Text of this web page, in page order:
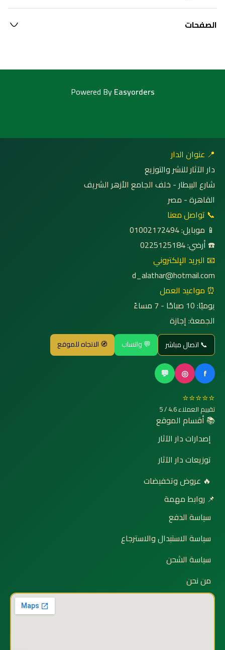
الصفحات
Powered ByEasyorders
📍 عنوان الدار
دار الآثار للنشر والتوزيع
شارع البيطار - خلف الجامع الأزهر الشريف
القاهرة - مصر
📞 تواصل معنا
📱 موبايل: 01002172494
☎️ أرضي: 0225125184
📧 البريد الإلكتروني
d_alathar@hotmail.com
⏰ مواعيد العمل
يوميًا: 10 صباحًا - 7 مساءً
الجمعة: إجازة
📞 اتصال مباشر 💬 واتساب 🧭 الاتجاه للموقع
f
◎
💬
⭐⭐⭐⭐⭐
تقييم العملاء 4.6 / 5
📚 أقسام الموقع
إصدارات دار الآثار
توزيعات دار الآثار
🔥 عروض وتخفيضات
📌 روابط مهمة
سياسة الدفع
سياسة الاستبدال والاسترجاع
سياسة الشحن
من نحن